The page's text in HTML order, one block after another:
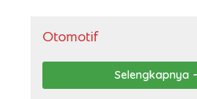
Otomotif
Selengkapnya